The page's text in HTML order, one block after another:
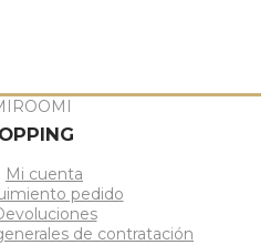
Mi cuenta
pedido
de contratación